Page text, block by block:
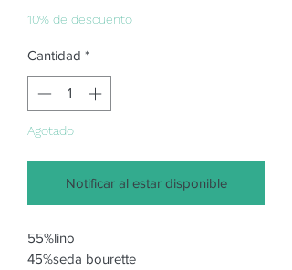
10% de descuento
Cantidad *
Agotado
Notificar al estar disponible
55%lino
45%seda bourette